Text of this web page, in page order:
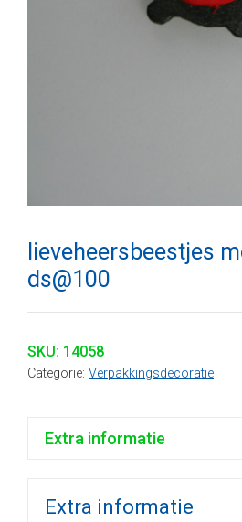
lieveheersbeestjes
ds@100
SKU: 14058
Categorie: Verpakkingsdecoratie
Extra informatie
Extra informatie